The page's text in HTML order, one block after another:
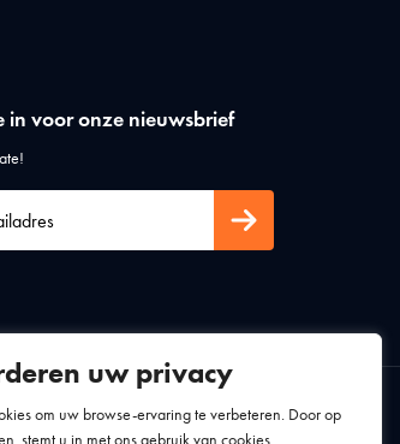
uw privacy
om uw browse-ervaring te verbeteren. Door op
stemt u in met ons gebruik van cookies.
in voor onze nieuwsbrief
Privacy statement